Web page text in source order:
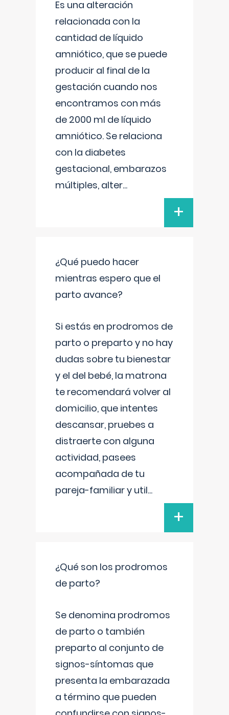
Es una alteración
relacionada con la
cantidad de líquido
amniótico, que se puede
producir al final de la
gestación cuando nos
encontramos con más
de 2000 ml de líquido
amniótico. Se relaciona
con la diabetes
gestacional, embarazos
múltiples, alter...
+
¿Qué puedo hacer
mientras espero que el
parto avance?
Si estás en prodromos de
parto o preparto y no hay
dudas sobre tu bienestar
y el del bebé, la matrona
te recomendará volver al
domicilio, que intentes
descansar, pruebes a
distraerte con alguna
actividad, pasees
acompañada de tu
pareja-familiar y util...
+
¿Qué son los prodromos
de parto?
Se denomina prodromos
de parto o también
preparto al conjunto de
signos-síntomas que
presenta la embarazada
a término que pueden